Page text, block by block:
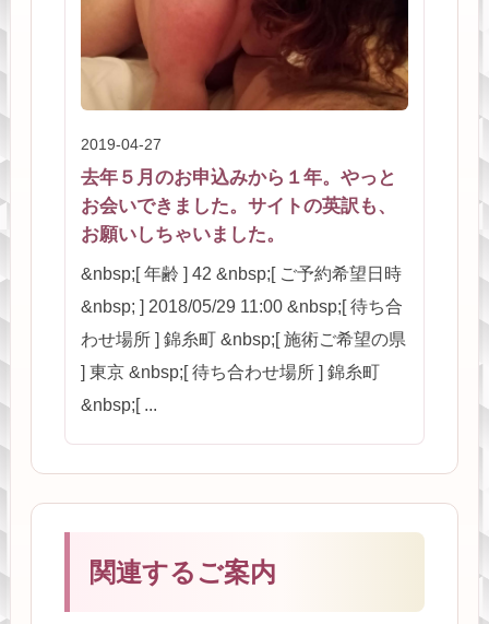
2019-04-27
去年５月のお申込みから１年。やっと
お会いできました。サイトの英訳も、
お願いしちゃいました。
&nbsp;[ 年齢 ] 42 &nbsp;[ ご予約希望日時
&nbsp; ] 2018/05/29 11:00 &nbsp;[ 待ち合
わせ場所 ] 錦糸町 &nbsp;[ 施術ご希望の県
] 東京 &nbsp;[ 待ち合わせ場所 ] 錦糸町
&nbsp;[ ...
関連するご案内